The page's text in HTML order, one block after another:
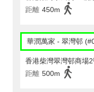
距離 450m
華潤萬家 - 翠灣邨
香港柴灣翠灣邨商場
距離 500m